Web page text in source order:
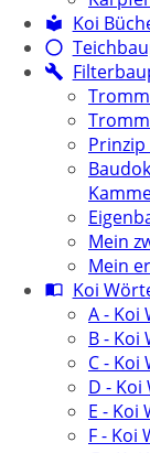
Koi
Mein
Mein
Koi
A - Koi
B - Koi
C -
D -
E - Koi
F - Koi